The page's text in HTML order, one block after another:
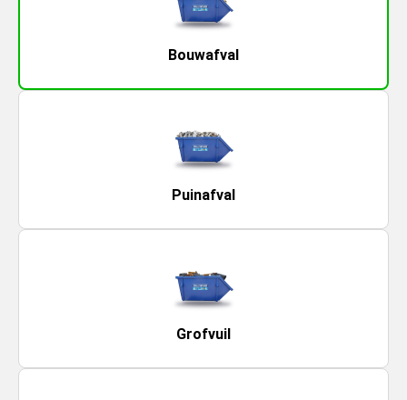
Bouwafval
Puinafval
Grofvuil